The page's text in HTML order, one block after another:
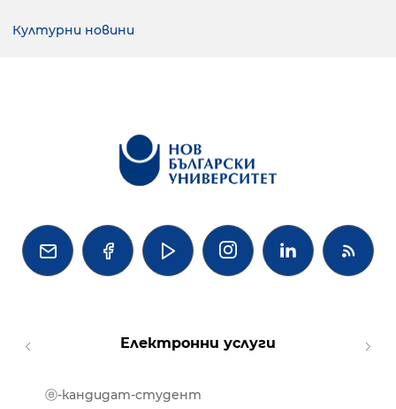
Културни новини
   
Електронни услуги
ⓔ-кандидат-студент